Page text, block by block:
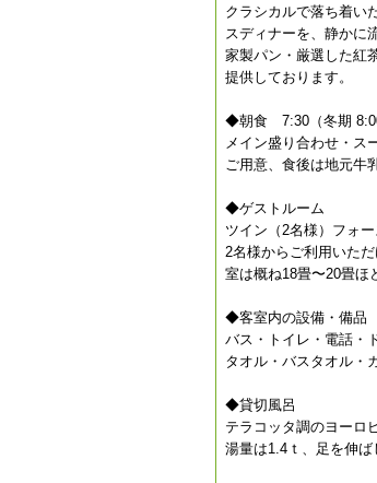
クラシカルで落ち着い
スディナーを、静かに
家製パン・厳選した紅
提供しております。
◆朝食 7:30（冬期
メイン盛り合わせ・ス
ご用意、食後は地元牛
◆ゲストルーム
ツイン（2名様）フォ
2名様からご利用いた
室は概ね18畳〜20畳ほ
◆客室内の設備・備品
バス・トイレ・電話・
タオル・バスタオル・
◆貸切風呂
テラコッタ調のヨーロ
湯量は1.4ｔ、足を伸ば